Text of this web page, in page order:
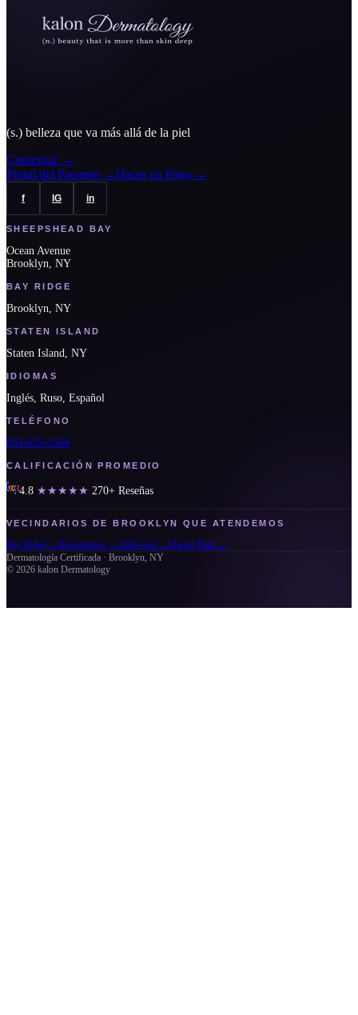
(s.) belleza que va más allá de la piel
Comenzar →
Portal del Paciente →Hacer un Pago →
f IG in
SHEEPSHEAD BAY
Ocean Avenue
Brooklyn, NY
BAY RIDGE
Brooklyn, NY
STATEN ISLAND
Staten Island, NY
IDIOMAS
Inglés, Ruso, Español
TELÉFONO
833-635-2566
CALIFICACIÓN PROMEDIO
4.8 ★★★★★ 270+ Reseñas
VECINDARIOS DE BROOKLYN QUE ATENDEMOS
Bay Ridge →Bensonhurst →Midwood →Marine Park →
Dermatología Certificada · Brooklyn, NY
© 2026 kalon Dermatology